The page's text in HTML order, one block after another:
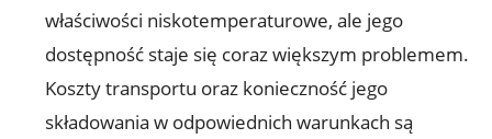
właściwości⁤ niskotemperaturowe, ale jego
dostępność staje​ się coraz większym problemem.
Koszty transportu oraz konieczność jego
składowania w odpowiednich warunkach są